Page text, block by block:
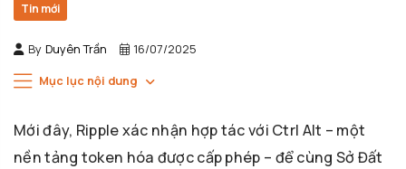
Tin mới
By Duyên Trần 16/07/2025
Mục lục nội dung
Mới đây, Ripple xác nhận hợp tác với Ctrl Alt – một
nền tảng token hóa được cấp phép – để cùng Sở Đất